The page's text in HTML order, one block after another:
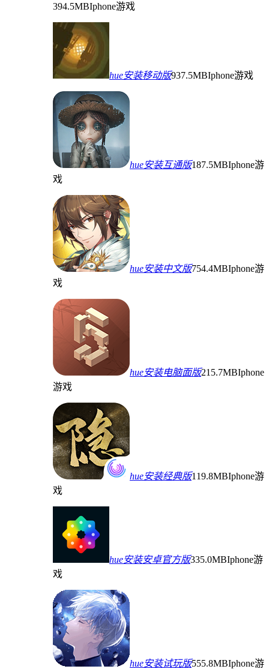
394.5MBIphone游戏
hue安装移动版937.5MBIphone游戏
hue安装互通版187.5MBIphone游
戏
hue安装中文版754.4MBIphone游
戏
hue安装电脑面版215.7MBIphone
游戏
hue安装经典版119.8MBIphone游
戏
hue安装安卓官方版335.0MBIphone游
戏
hue安装试玩版555.8MBIphone游